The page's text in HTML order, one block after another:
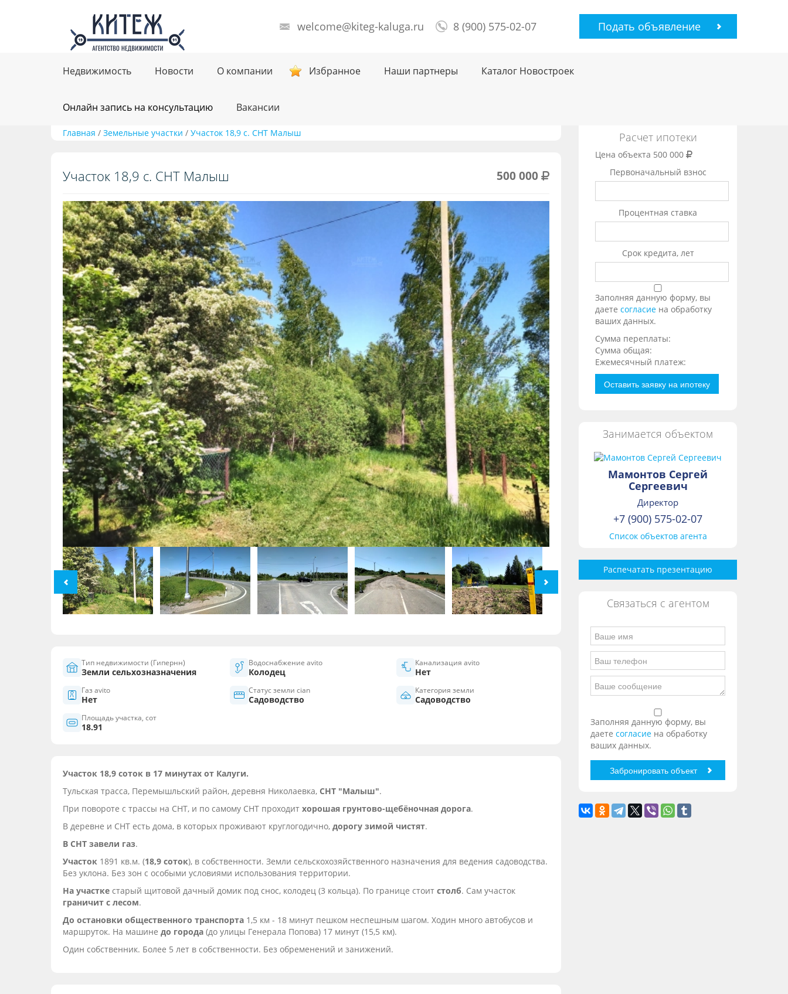
welcome@kiteg-kaluga.ru 8 (900) 575-02-07 Подать объявление
Недвижимость Новости О компании Избранное Наши партнеры Каталог Новостроек
Онлайн запись на консультацию Вакансии
Главная / Земельные участки / Участок 18,9 с. СНТ Малыш
Участок 18,9 с. СНТ Малыш 500 000
Тип недвижимости (Гипернн)
Земли сельхозназначения
Водоснабжение avito
Колодец
Канализация avito
Нет
Газ avito
Нет
Статус земли cian
Садоводство
Категория земли
Садоводство
Площадь участка, сот
18.91
Участок 18,9 соток в 17 минутах от Калуги.
Тульская трасса, Перемышльский район, деревня Николаевка, СНТ "Малыш".
При повороте с трассы на СНТ, и по самому СНТ проходит хорошая грунтово-щебёночная дорога.
В деревне и СНТ есть дома, в которых проживают круглогодично, дорогу зимой чистят.
В СНТ завели газ.
Участок 1891 кв.м. (18,9 соток), в собственности. Земли сельскохозяйственного назначения для ведения садоводства.
Без уклона. Без зон с особыми условиями использования территории.
На участке старый щитовой дачный домик под снос, колодец (3 кольца). По границе стоит столб. Сам участок
граничит с лесом.
До остановки общественного транспорта 1,5 км - 18 минут пешком неспешным шагом. Ходин много автобусов и
маршруток. На машине до города (до улицы Генерала Попова) 17 минут (15,5 км).
Один собственник. Более 5 лет в собственности. Без обременений и занижений.
Расчет ипотеки
Цена объекта 500 000
Первоначальный взнос
Процентная ставка
Срок кредита, лет
Заполняя данную форму, вы
даете согласие на обработку
ваших данных.
Сумма переплаты:
Сумма общая:
Ежемесячный платеж:
Оставить заявку на ипотеку
Занимается объектом
Мамонтов Сергей
Сергеевич
Директор
+7 (900) 575-02-07
Список объектов агента
Распечатать презентацию
Связаться с агентом
Заполняя данную форму, вы
даете согласие на обработку
ваших данных.